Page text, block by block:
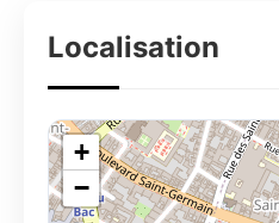
Localisation
+
−